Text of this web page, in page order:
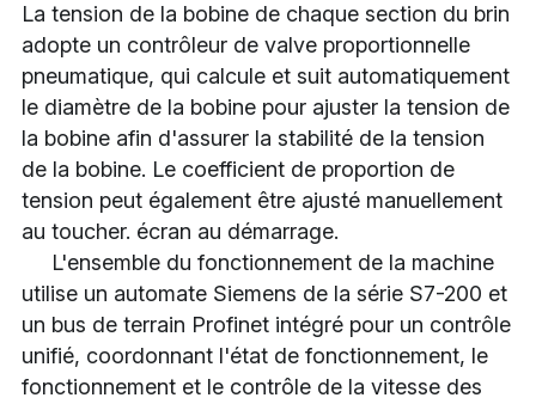
La tension de la bobine de chaque section du brin
adopte un contrôleur de valve proportionnelle
pneumatique, qui calcule et suit automatiquement
le diamètre de la bobine pour ajuster la tension de
la bobine afin d'assurer la stabilité de la tension
de la bobine. Le coefficient de proportion de
tension peut également être ajusté manuellement
au toucher. écran au démarrage.
utilise un automate Siemens de la série S7-200 et
un bus de terrain Profinet intégré pour un contrôle
unifié, coordonnant l'état de fonctionnement, le
fonctionnement et le contrôle de la vitesse des